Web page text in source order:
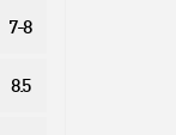
7-8
8.5